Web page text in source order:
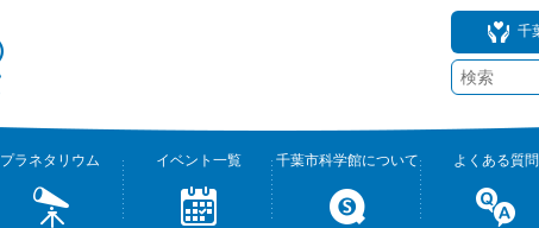
千
プラネタリウム イベント一覧 千葉市科学館について よくある質問